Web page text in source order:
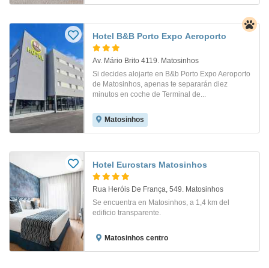
Hotel B&B Porto Expo Aeroporto
Av. Mário Brito 4119. Matosinhos
Si decides alojarte en B&b Porto Expo Aeroporto
de Matosinhos, apenas te separarán diez
minutos en coche de Terminal de...
Matosinhos
Hotel Eurostars Matosinhos
Rua Heróis De França, 549. Matosinhos
Se encuentra en Matosinhos, a 1,4 km del
edificio transparente.
Matosinhos centro